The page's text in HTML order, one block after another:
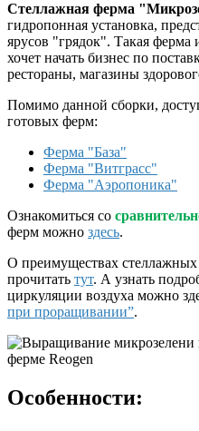
Стеллажная ферма
гидропонная установка,
ярусов "грядок". Такая ферма
хочет начать бизнес по
рестораны, магазины
Помимо данной сборки,
готовых ферм:
Ферма "База"
Ферма "Витграсс"
Ферма "Аэропоника"
Ознакомиться со
ферм можно здесь.
О преимуществах
прочитать тут. А узнать
циркуляции воздуха можно
при проращивании”.
Особенности: